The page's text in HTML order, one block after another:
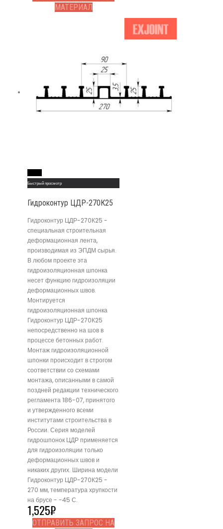
МАТЕРИАЛ
Быстрый просмотр
Гидроконтур ЦДР-270К25
Гидроконтур ЦДР-270К25 -
специальная строительная
деформационная лента,
производимая из ЭПДМ сырья.
В любом проекте эта
гидроизоляционная шпонка
несет функцию гидроизоляции
деформационных швов.
Монтируется
гидроизоляционная шпонка
Гидроконтур ЦДР-270К25
непосредственно на шов в
процессе бетонных работ.
Монтаж гидроизоляционной
шпонки происходит в строгом
соответствии со схемами
монтажа, описанными в самой
поздней редакции технического
регламента 186-07, принятого
и утвержденного всеми
институтами строительства в
России. Серия моделей
гидрошпонок ЦДР применяется
для гидроизоляции только
деформационных швов и
никаких других. Ширина модели
Гидроконтур ЦДР-270К25 -
270 мм, температура хрупкости
на брусе - -45 С.
1,525₽
ОТПРАВИТЬ ЗАПРОС НА